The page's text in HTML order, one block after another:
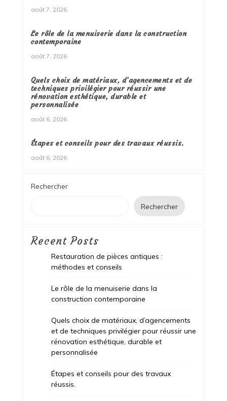
août 7, 2026
Le rôle de la menuiserie dans la construction
contemporaine
août 7, 2026
Quels choix de matériaux, d’agencements et de
techniques privilégier pour réussir une
rénovation esthétique, durable et
personnalisée
août 6, 2026
Étapes et conseils pour des travaux réussis.
août 6, 2026
Rechercher
Rechercher
Recent Posts
Restauration de pièces antiques :
méthodes et conseils
Le rôle de la menuiserie dans la
construction contemporaine
Quels choix de matériaux, d’agencements
et de techniques privilégier pour réussir une
rénovation esthétique, durable et
personnalisée
Étapes et conseils pour des travaux
réussis.